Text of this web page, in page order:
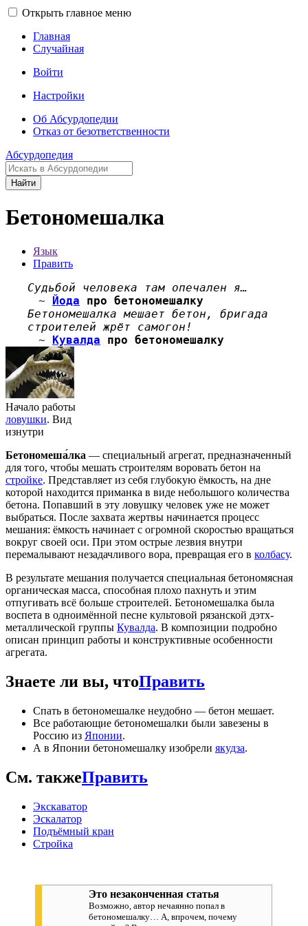
Открыть главное меню
Главная
Случайная
Войти
Настройки
Об Абсурдопедии
Отказ от безответственности
Абсурдопедия
Найти
Бетономешалка
Язык
Править
Судьбой человека там опечален я…
~ Йода про бетономешалку
Бетономешалка мешает бетон, бригада
строителей жрёт самогон!
~ Кувалда про бетономешалку
Начало работы
ловушки. Вид
изнутри
Бетономеша́лка — специальный агрегат, предназначенный
для того, чтобы мешать строителям воровать бетон на
стройке. Представляет из себя глубокую ёмкость, на дне
которой находится приманка в виде небольшого количества
бетона. Попавший в эту ловушку человек уже не может
выбраться. После захвата жертвы начинается процесс
мешания: ёмкость начинает с огромной скоростью вращаться
вокруг своей оси. При этом острые лезвия внутри
перемалывают незадачливого вора, превращая его в колбасу.
В результате мешания получается специальная бетономясная
органическая масса, способная плохо пахнуть и этим
отпугивать всё больше строителей. Бетономешалка была
воспета в одноимённой песне культовой рязанской дэтх-
металлической группы Кувалда. В композиции подробно
описан принцип работы и конструктивные особенности
агрегата.
Знаете ли вы, чтоПравить
Спать в бетономешалке неудобно — бетон мешает.
Все работающие бетономешалки были завезены в
Россию из Японии.
А в Японии бетономешалку изобрели якудза.
См. такжеПравить
Экскаватор
Эскалатор
Подъёмный кран
Стройка
Это незаконченная статья
Возможно, автор нечаянно попал в
бетономешалку… А, впрочем, почему